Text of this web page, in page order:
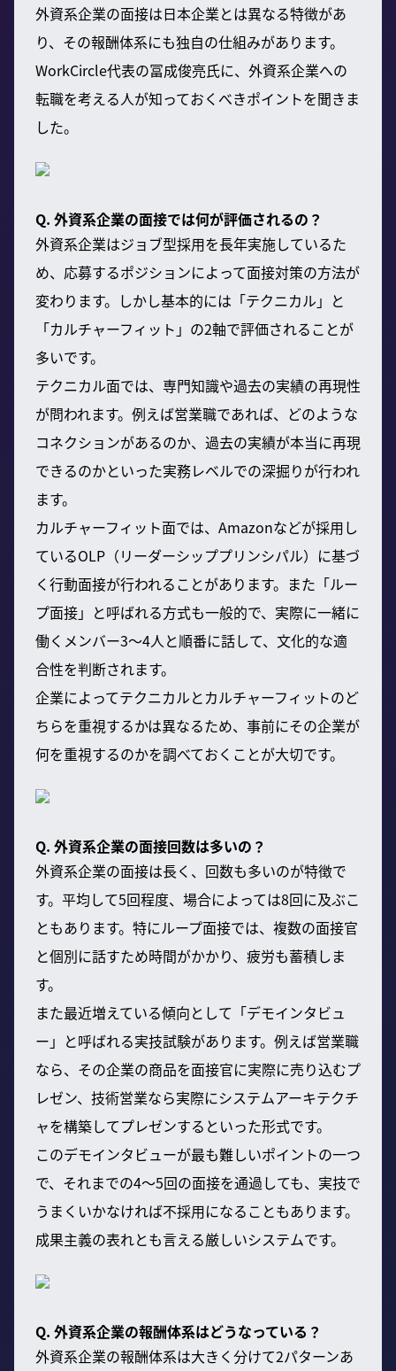
外資系企業の面接は日本企業とは異なる特徴があ
り、その報酬体系にも独自の仕組みがあります。
WorkCircle代表の冨成俊亮氏に、外資系企業への
転職を考える人が知っておくべきポイントを聞きま
した。
Q. 外資系企業の面接では何が評価されるの？
外資系企業はジョブ型採用を長年実施しているた
め、応募するポジションによって面接対策の方法が
変わります。しかし基本的には「テクニカル」と
「カルチャーフィット」の2軸で評価されることが
多いです。
テクニカル面では、専門知識や過去の実績の再現性
が問われます。例えば営業職であれば、どのような
コネクションがあるのか、過去の実績が本当に再現
できるのかといった実務レベルでの深掘りが行われ
ます。
カルチャーフィット面では、Amazonなどが採用し
ているOLP（リーダーシッププリンシパル）に基づ
く行動面接が行われることがあります。また「ルー
プ面接」と呼ばれる方式も一般的で、実際に一緒に
働くメンバー3〜4人と順番に話して、文化的な適
合性を判断されます。
企業によってテクニカルとカルチャーフィットのど
ちらを重視するかは異なるため、事前にその企業が
何を重視するのかを調べておくことが大切です。
Q. 外資系企業の面接回数は多いの？
外資系企業の面接は長く、回数も多いのが特徴で
す。平均して5回程度、場合によっては8回に及ぶこ
ともあります。特にループ面接では、複数の面接官
と個別に話すため時間がかかり、疲労も蓄積しま
す。
また最近増えている傾向として「デモインタビュ
ー」と呼ばれる実技試験があります。例えば営業職
なら、その企業の商品を面接官に実際に売り込むプ
レゼン、技術営業なら実際にシステムアーキテクチ
ャを構築してプレゼンするといった形式です。
このデモインタビューが最も難しいポイントの一つ
で、それまでの4〜5回の面接を通過しても、実技で
うまくいかなければ不採用になることもあります。
成果主義の表れとも言える厳しいシステムです。
Q. 外資系企業の報酬体系はどうなっている？
外資系企業の報酬体系は大きく分けて2パターンあ